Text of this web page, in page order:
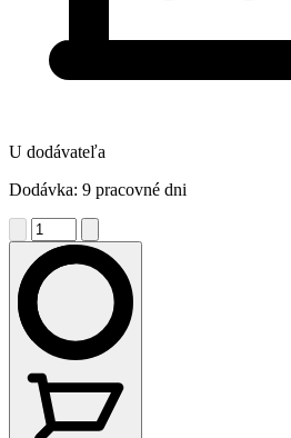
U dodávateľa
Dodávka: 9 pracovné dni